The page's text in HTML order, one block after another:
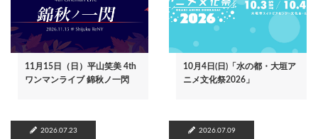
11月15日（日）平山笑美 4th
ワンマンライブ 錦秋ノ一閃
10月4日(日)「水の都・大垣ア
ニメ文化祭2026」
2026.07.23 2026.07.09